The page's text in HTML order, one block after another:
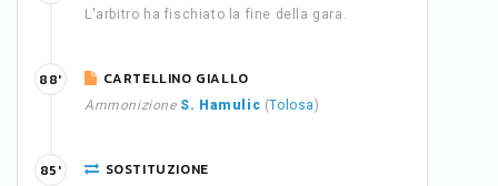
L'arbitro ha fischiato la fine della gara.
CARTELLINO GIALLO
Ammonizione S. Hamulic (Tolosa)
88'
SOSTITUZIONE
85'